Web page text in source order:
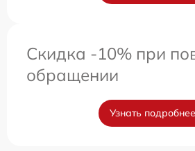
Скидка -10% при
обращении
Узнать подробнее